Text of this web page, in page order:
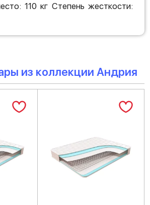
110 кг Степень жесткости:
из коллекции Андрия